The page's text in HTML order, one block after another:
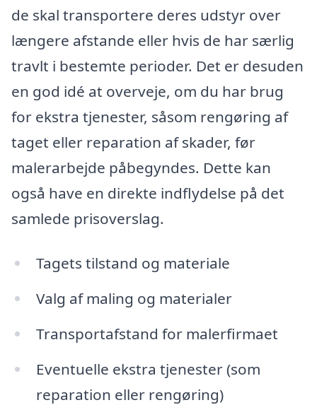
de skal transportere deres udstyr over
længere afstande eller hvis de har særlig
travlt i bestemte perioder. Det er desuden
en god idé at overveje, om du har brug
for ekstra tjenester, såsom rengøring af
taget eller reparation af skader, før
malerarbejde påbegyndes. Dette kan
også have en direkte indflydelse på det
samlede prisoverslag.
Tagets tilstand og materiale
Valg af maling og materialer
Transportafstand for malerfirmaet
Eventuelle ekstra tjenester (som
reparation eller rengøring)